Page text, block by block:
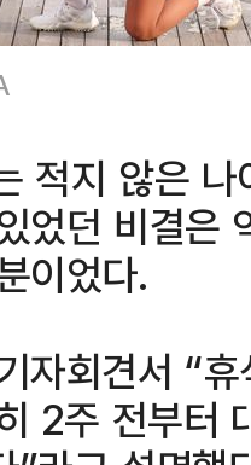
적지 않은
었던 비결은
이었다.
자회견서 “
2주 전부터